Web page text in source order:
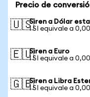
Precio de
🇺🇸Siren a Dólar
1 SI equivale a
🇪🇺Siren a Euro
1 SI equivale a
🇬🇧Siren a Libra
1 SI equivale a